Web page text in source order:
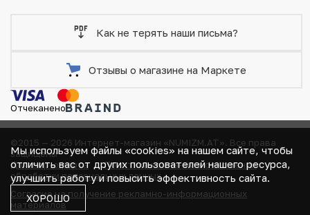
©2015 — 2026 Интернет-магазин «NUMIZM.AT». Все права
защищены
Договор-оферта
Политика компании в отношении
обработки персональных данных
Согласие на получение рекламно-информационных
материалов
Как не терять наши письма?
Отзывы о магазине на Маркете
Отчеканено
Мы используем файлы «cookies» на нашем сайте, чтобы
отличить вас от других пользователей нашего ресурса,
улучшить работу и повысить эффективность сайта.
ХОРОШО